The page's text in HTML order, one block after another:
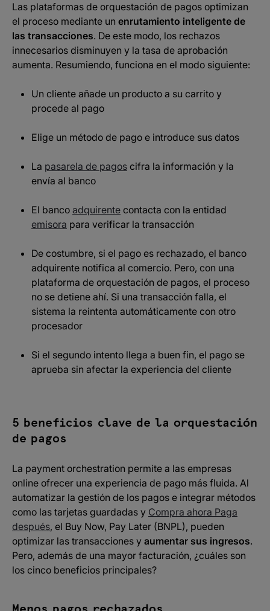
Las plataformas de orquestación de pagos optimizan
el proceso mediante un enrutamiento inteligente de
las transacciones. De este modo, los rechazos
innecesarios disminuyen y la tasa de aprobación
aumenta. Resumiendo, funciona en el modo siguiente:
Un cliente añade un producto a su carrito y
procede al pago
Elige un método de pago e introduce sus datos
La pasarela de pagos cifra la información y la
envía al banco
El banco adquirente contacta con la entidad
emisora para verificar la transacción
De costumbre, si el pago es rechazado, el banco
adquirente notifica al comercio. Pero, con una
plataforma de orquestación de pagos, el proceso
no se detiene ahí. Si una transacción falla, el
sistema la reintenta automáticamente con otro
procesador
Si el segundo intento llega a buen fin, el pago se
aprueba sin afectar la experiencia del cliente
5 beneficios clave de la orquestación
de pagos
La payment orchestration permite a las empresas
online ofrecer una experiencia de pago más fluida. Al
automatizar la gestión de los pagos e integrar métodos
como las tarjetas guardadas y Compra ahora Paga
después, el Buy Now, Pay Later (BNPL), pueden
optimizar las transacciones y aumentar sus ingresos.
Pero, además de una mayor facturación, ¿cuáles son
los cinco beneficios principales?